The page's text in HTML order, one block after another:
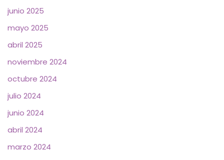
junio 2025
mayo 2025
abril 2025
noviembre 2024
octubre 2024
julio 2024
junio 2024
abril 2024
marzo 2024